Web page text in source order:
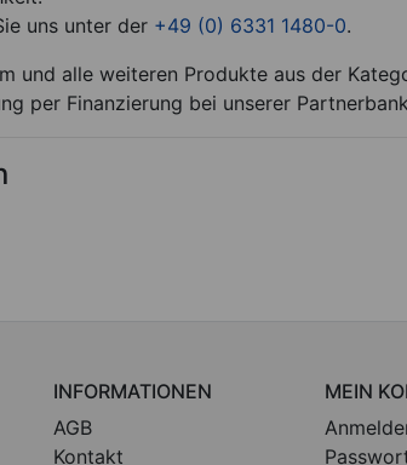
uns unter der +49 (0) 6331 1480-0.
und alle weiteren Produkte aus der
per Finanzierung bei unserer
INFORMATIONEN
AGB
Kontakt
MEIN